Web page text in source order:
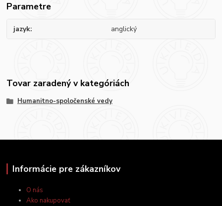
Parametre
jazyk anglický
Tovar zaradený v kategóriách
Humanitno-spoločenské vedy
Informácie pre zákazníkov
O nás
Ako nakupovať